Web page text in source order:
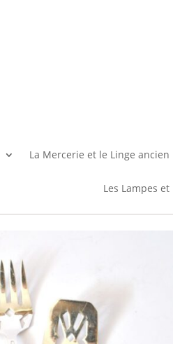
La Mercerie et le Linge ancien
Les Lampes et